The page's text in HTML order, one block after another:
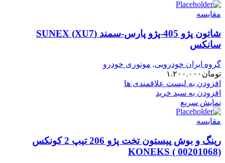
مقایسه
شاتون پژو 405-پژو پارس-سمند (XU7) SUNEX
سانکس
گروه ایران خودرویی, موتوری خودرو
تومان ۱.۲۰۰.۰۰۰
افزودن به لیست علاقمندی ها
افزودن به سبد خرید
نمایش سریع
مقایسه
رینگ و بوش پیستون تخت پژو 206 تیپ 2 کونکس
KONEKS ( 00201068)